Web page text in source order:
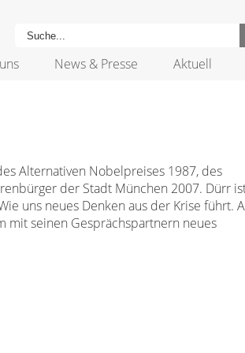
News & Presse Aktuell
Alternativen Nobelpreises 1987, des
der Stadt München 2007. Dürr
uns neues Denken aus der Krise führt.
mit seinen Gesprächspartnern neues